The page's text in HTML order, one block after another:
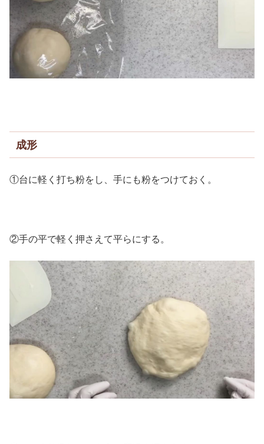
成形
①台に軽く打ち粉をし、手にも粉をつけておく。
②手の平で軽く押さえて平らにする。